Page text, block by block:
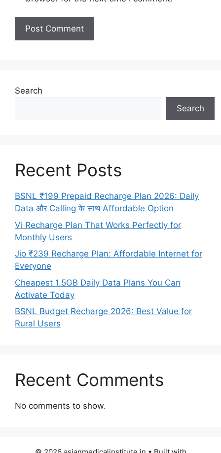
Search
Search
Recent Posts
BSNL ₹199 Prepaid Recharge Plan 2026: Daily
Data और Calling के साथ Affordable Option
Vi Recharge Plan That Works Perfectly for
Monthly Users
Jio ₹239 Recharge Plan: Affordable Internet for
Everyone
Cheapest 1.5GB Daily Data Plans You Can
Activate Today
BSNL Budget Recharge 2026: Best Value for
Rural Users
Recent Comments
No comments to show.